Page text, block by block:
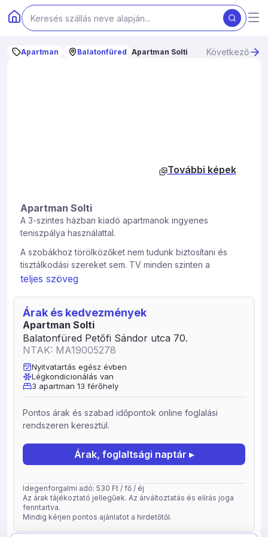
Apartman Balatonfüred Apartman Solti Következő
További képek
Apartman Solti
A 3-szintes házban kiadó apartmanok ingyenes
teniszpálya használattal.
A szobákhoz törölközőket nem tudunk biztosítani és
tisztálkodási szereket sem. TV minden szinten a
Nappaliban. Nagy kert, udvar ahol parkolhat. A házban
nappaliban franciaággyal. Új konyha étkezővel, és egy
nagy fürdőszobával melyben található a WC. Tetőtéri
kínálat: 2 hálószoba egy közös fürdővel,
konyhasarokkal, étkezővel, egy 2-személyes kihúzható
kanapéval, balkonnal.
Az udvarban a parkolási lehetőség adott. A házat nagy
kert veszi körül sok fűvel-fával. Aki tud és szeret, az
grillezhet is. Napozási lehetőség is megengedett, strand
631 méterre, illetve röpke 10 percre található gyalog.
élelmiszerboltok, fodrász, éttermek, kávéházak.
teljes szöveg
Árak és kedvezmények
Apartman Solti
Balatonfüred Petőfi Sándor utca 70.
NTAK: MA19005278
Nyitvatartás egész évben
Légkondicionálás van
3 apartman 13 férőhely
Pontos árak és szabad időpontok online foglalási
rendszeren keresztül.
Árak, foglaltsági naptár ▸
Idegenforgalmi adó: 530 Ft / fő / éj
Az árak tájékoztató jellegűek. Az árváltoztatás és elírás joga
fenntartva.
Mindig kérjen pontos ajánlatot a hirdetőtől.